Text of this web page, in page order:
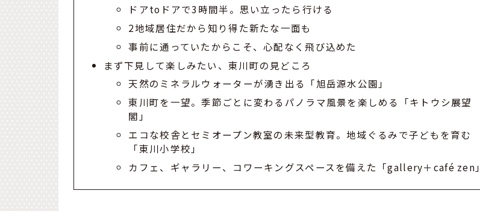
ドアtoドアで3時間半。思い立ったら行ける
2地域居住だから知り得た新たな一面も
事前に通っていたからこそ、心配なく飛び込めた
まず下見して楽しみたい、東川町の見どころ
天然のミネラルウォーターが湧き出る「旭岳源水公園」
東川町を一望。季節ごとに変わるパノラマ風景を楽しめる「キトウシ展望
閣」
エコな校舎とセミオープン教室の未来型教育。地域ぐるみで子どもを育む
「東川小学校」
カフェ、ギャラリー、コワーキングスペースを備えた「gallery＋café zen」